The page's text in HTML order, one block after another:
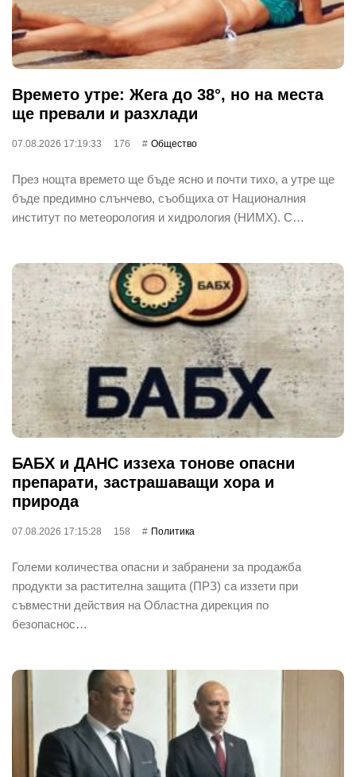
Времето утре: Жега до 38°, но на места
ще превали и разхлади
07.08.2026 17:19:33 176 Общество
През нощта времето ще бъде ясно и почти тихо, а утре ще
бъде предимно слънчево, съобщиха от Националния
институт по метеорология и хидрология (НИМХ). С…
БАБХ и ДАНС иззеха тонове опасни
препарати, застрашаващи хора и
природа
07.08.2026 17:15:28 158 Политика
Големи количества опасни и забранени за продажба
продукти за растителна защита (ПРЗ) са иззети при
съвместни действия на Областна дирекция по
безопаснос…